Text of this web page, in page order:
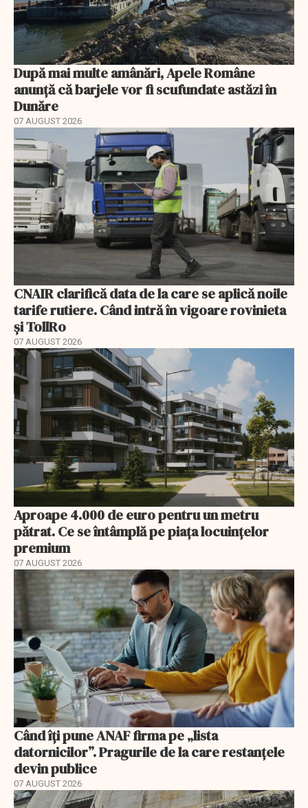
După mai multe amânări, Apele Române
anunță că barjele vor fi scufundate astăzi în
Dunăre
07 AUGUST 2026
CNAIR clarifică data de la care se aplică noile
tarife rutiere. Când intră în vigoare rovinieta
și TollRo
07 AUGUST 2026
Aproape 4.000 de euro pentru un metru
pătrat. Ce se întâmplă pe piața locuințelor
premium
07 AUGUST 2026
Când îți pune ANAF firma pe „lista
datornicilor”. Pragurile de la care restanțele
devin publice
07 AUGUST 2026